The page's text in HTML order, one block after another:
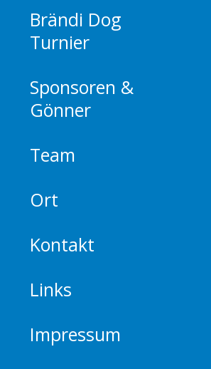
Brändi Dog
Turnier
Sponsoren &
Gönner
Team
Ort
Kontakt
Links
Impressum